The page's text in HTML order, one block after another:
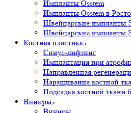
Импланты Osstem
Импланты Osstem в
Швейцарские импланты
Швейцарские импланты
Костная пластика
Cинус-лифтинг
Имплантация при
Направленная
Наращивание костной
Подсадка костной ткани
Виниры